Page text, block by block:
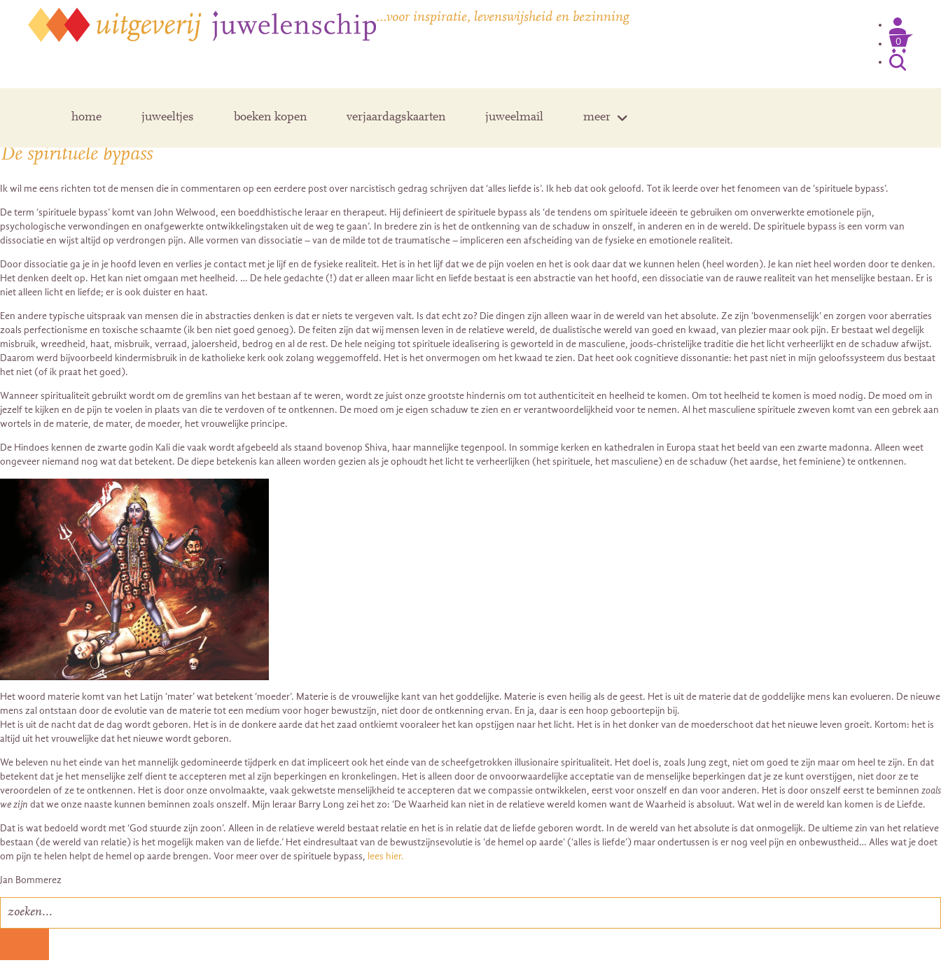
…voor inspiratie, levenswijsheid en bezinning
0
home juweeltjes boeken kopen verjaardagskaarten juweelmail meer
Posts Tagged ‘dissociatie’
De spirituele bypass
Ik wil me eens richten tot de mensen die in commentaren op een eerdere post over narcistisch gedrag schrijven dat ‘alles liefde is’. Ik heb dat ook geloofd. Tot ik leerde over het fenomeen van de ‘spirituele bypass’.
De term ‘spirituele bypass’ komt van John Welwood, een boeddhistische leraar en therapeut. Hij definieert de spirituele bypass als ‘de tendens om spirituele ideeën te gebruiken om onverwerkte emotionele pijn,
psychologische verwondingen en onafgewerkte ontwikkelingstaken uit de weg te gaan’. In bredere zin is het de ontkenning van de schaduw in onszelf, in anderen en in de wereld. De spirituele bypass is een vorm van
dissociatie en wijst altijd op verdrongen pijn. Alle vormen van dissociatie – van de milde tot de traumatische – impliceren een afscheiding van de fysieke en emotionele realiteit.
Door dissociatie ga je in je hoofd leven en verlies je contact met je lijf en de fysieke realiteit. Het is in het lijf dat we de pijn voelen en het is ook daar dat we kunnen helen (heel worden). Je kan niet heel worden door te denken.
Het denken deelt op. Het kan niet omgaan met heelheid. … De hele gedachte (!) dat er alleen maar licht en liefde bestaat is een abstractie van het hoofd, een dissociatie van de rauwe realiteit van het menselijke bestaan. Er is
niet alleen licht en liefde; er is ook duister en haat.
Een andere typische uitspraak van mensen die in abstracties denken is dat er niets te vergeven valt. Is dat echt zo? Die dingen zijn alleen waar in de wereld van het absolute. Ze zijn ‘bovenmenselijk’ en zorgen voor aberraties
zoals perfectionisme en toxische schaamte (ik ben niet goed genoeg). De feiten zijn dat wij mensen leven in de relatieve wereld, de dualistische wereld van goed en kwaad, van plezier maar ook pijn. Er bestaat wel degelijk
misbruik, wreedheid, haat, misbruik, verraad, jaloersheid, bedrog en al de rest. De hele neiging tot spirituele idealisering is geworteld in de masculiene, joods-christelijke traditie die het licht verheerlijkt en de schaduw afwijst.
Daarom werd bijvoorbeeld kindermisbruik in de katholieke kerk ook zolang weggemoffeld. Het is het onvermogen om het kwaad te zien. Dat heet ook cognitieve dissonantie: het past niet in mijn geloofssysteem dus bestaat
het niet (of ik praat het goed).
Wanneer spiritualiteit gebruikt wordt om de gremlins van het bestaan af te weren, wordt ze juist onze grootste hindernis om tot authenticiteit en heelheid te komen. Om tot heelheid te komen is moed nodig. De moed om in
jezelf te kijken en de pijn te voelen in plaats van die te verdoven of te ontkennen. De moed om je eigen schaduw te zien en er verantwoordelijkheid voor te nemen. Al het masculiene spirituele zweven komt van een gebrek aan
wortels in de materie, de mater, de moeder, het vrouwelijke principe.
De Hindoes kennen de zwarte godin Kali die vaak wordt afgebeeld als staand bovenop Shiva, haar mannelijke tegenpool. In sommige kerken en kathedralen in Europa staat het beeld van een zwarte madonna. Alleen weet
ongeveer niemand nog wat dat betekent. De diepe betekenis kan alleen worden gezien als je ophoudt het licht te verheerlijken (het spirituele, het masculiene) en de schaduw (het aardse, het feminiene) te ontkennen.
Het woord materie komt van het Latijn ‘mater’ wat betekent ‘moeder’. Materie is de vrouwelijke kant van het goddelijke. Materie is even heilig als de geest. Het is uit de materie dat de goddelijke mens kan evolueren. De nieuwe
mens zal ontstaan door de evolutie van de materie tot een medium voor hoger bewustzijn, niet door de ontkenning ervan. En ja, daar is een hoop geboortepijn bij.
Het is uit de nacht dat de dag wordt geboren. Het is in de donkere aarde dat het zaad ontkiemt vooraleer het kan opstijgen naar het licht. Het is in het donker van de moederschoot dat het nieuwe leven groeit. Kortom: het is
altijd uit het vrouwelijke dat het nieuwe wordt geboren.
We beleven nu het einde van het mannelijk gedomineerde tijdperk en dat impliceert ook het einde van de scheefgetrokken illusionaire spiritualiteit. Het doel is, zoals Jung zegt, niet om goed te zijn maar om heel te zijn. En dat
betekent dat je het menselijke zelf dient te accepteren met al zijn beperkingen en kronkelingen. Het is alleen door de onvoorwaardelijke acceptatie van de menselijke beperkingen dat je ze kunt overstijgen, niet door ze te
veroordelen of ze te ontkennen. Het is door onze onvolmaakte, vaak gekwetste menselijkheid te accepteren dat we compassie ontwikkelen, eerst voor onszelf en dan voor anderen. Het is door onszelf eerst te beminnen zoals
we zijn dat we onze naaste kunnen beminnen zoals onszelf. Mijn leraar Barry Long zei het zo: ‘De Waarheid kan niet in de relatieve wereld komen want de Waarheid is absoluut. Wat wel in de wereld kan komen is de Liefde.
Dat is wat bedoeld wordt met ‘God stuurde zijn zoon’. Alleen in de relatieve wereld bestaat relatie en het is in relatie dat de liefde geboren wordt. In de wereld van het absolute is dat onmogelijk. De ultieme zin van het relatieve
bestaan (de wereld van relatie) is het mogelijk maken van de liefde.’ Het eindresultaat van de bewustzijnsevolutie is ‘de hemel op aarde’ (‘alles is liefde’) maar ondertussen is er nog veel pijn en onbewustheid… Alles wat je doet
om pijn te helen helpt de hemel op aarde brengen. Voor meer over de spirituele bypass, lees hier.
Jan Bommerez